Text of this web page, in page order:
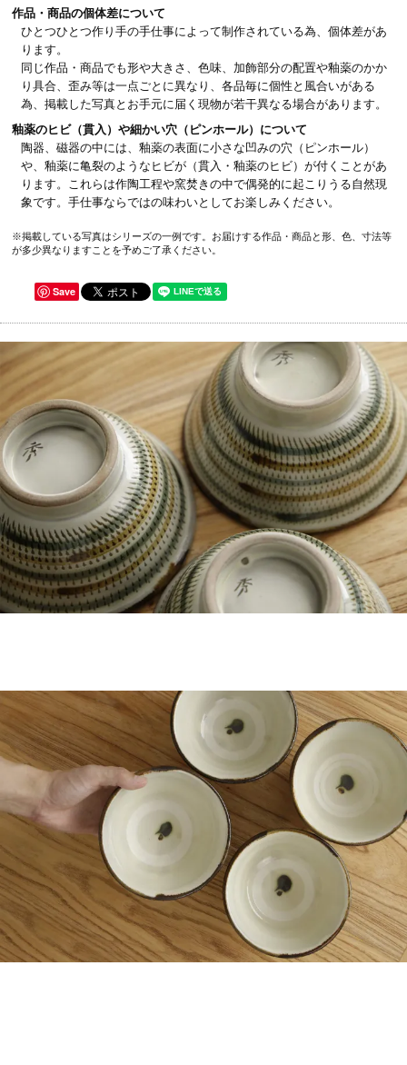
作品・商品の個体差について
ひとつひとつ作り手の手仕事によって制作されている為、個体差があ
ります。
同じ作品・商品でも形や大きさ、色味、加飾部分の配置や釉薬のかか
り具合、歪み等は一点ごとに異なり、各品毎に個性と風合いがある
為、掲載した写真とお手元に届く現物が若干異なる場合があります。
釉薬のヒビ（貫入）や細かい穴（ピンホール）について
陶器、磁器の中には、釉薬の表面に小さな凹みの穴（ピンホール）
や、釉薬に亀裂のようなヒビが（貫入・釉薬のヒビ）が付くことがあ
ります。これらは作陶工程や窯焚きの中で偶発的に起こりうる自然現
象です。手仕事ならではの味わいとしてお楽しみください。
※掲載している写真はシリーズの一例です。お届けする作品・商品と形、色、寸法等
が多少異なりますことを予めご了承ください。
Save